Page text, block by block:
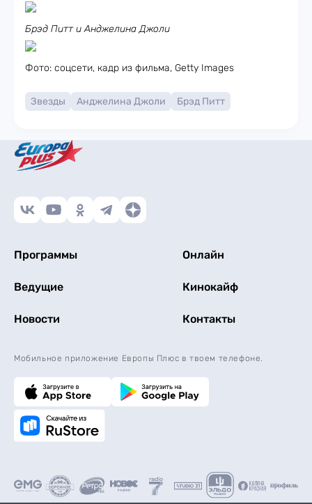
Брэд Питт и Анджелина Джоли
Фото: соцсети, кадр из фильма, Getty Images
Звезды Анджелина Джоли Брэд Питт
Программы Онлайн
Ведущие Кинокайф
Новости Контакты
Мобильное приложение Европы Плюс в твоем телефоне.